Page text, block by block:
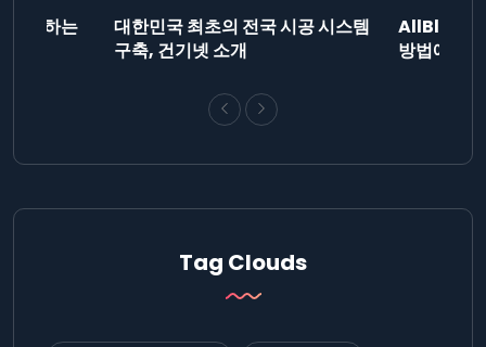
제출하는
대한민국 최초의 전국 시공 시스템
구축, 건기넷 소개
AllBlog에
방법에 대
Tag Clouds